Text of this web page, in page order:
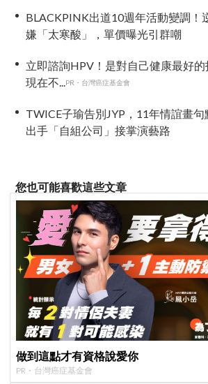
BLACKPINK出道10週年活動變調！
嫌「太寒酸」，單價曝光引群嘲
立即諮詢HPV！是對自己健康最好
現在不...PR・台灣癌症基金會
TWICE子瑜告別JYP，11年情誼畫句
出手「自組公司」接掌演藝路
您也可能喜歡這些文章
做到這點才有資格說愛你
PR・台灣癌症基金會